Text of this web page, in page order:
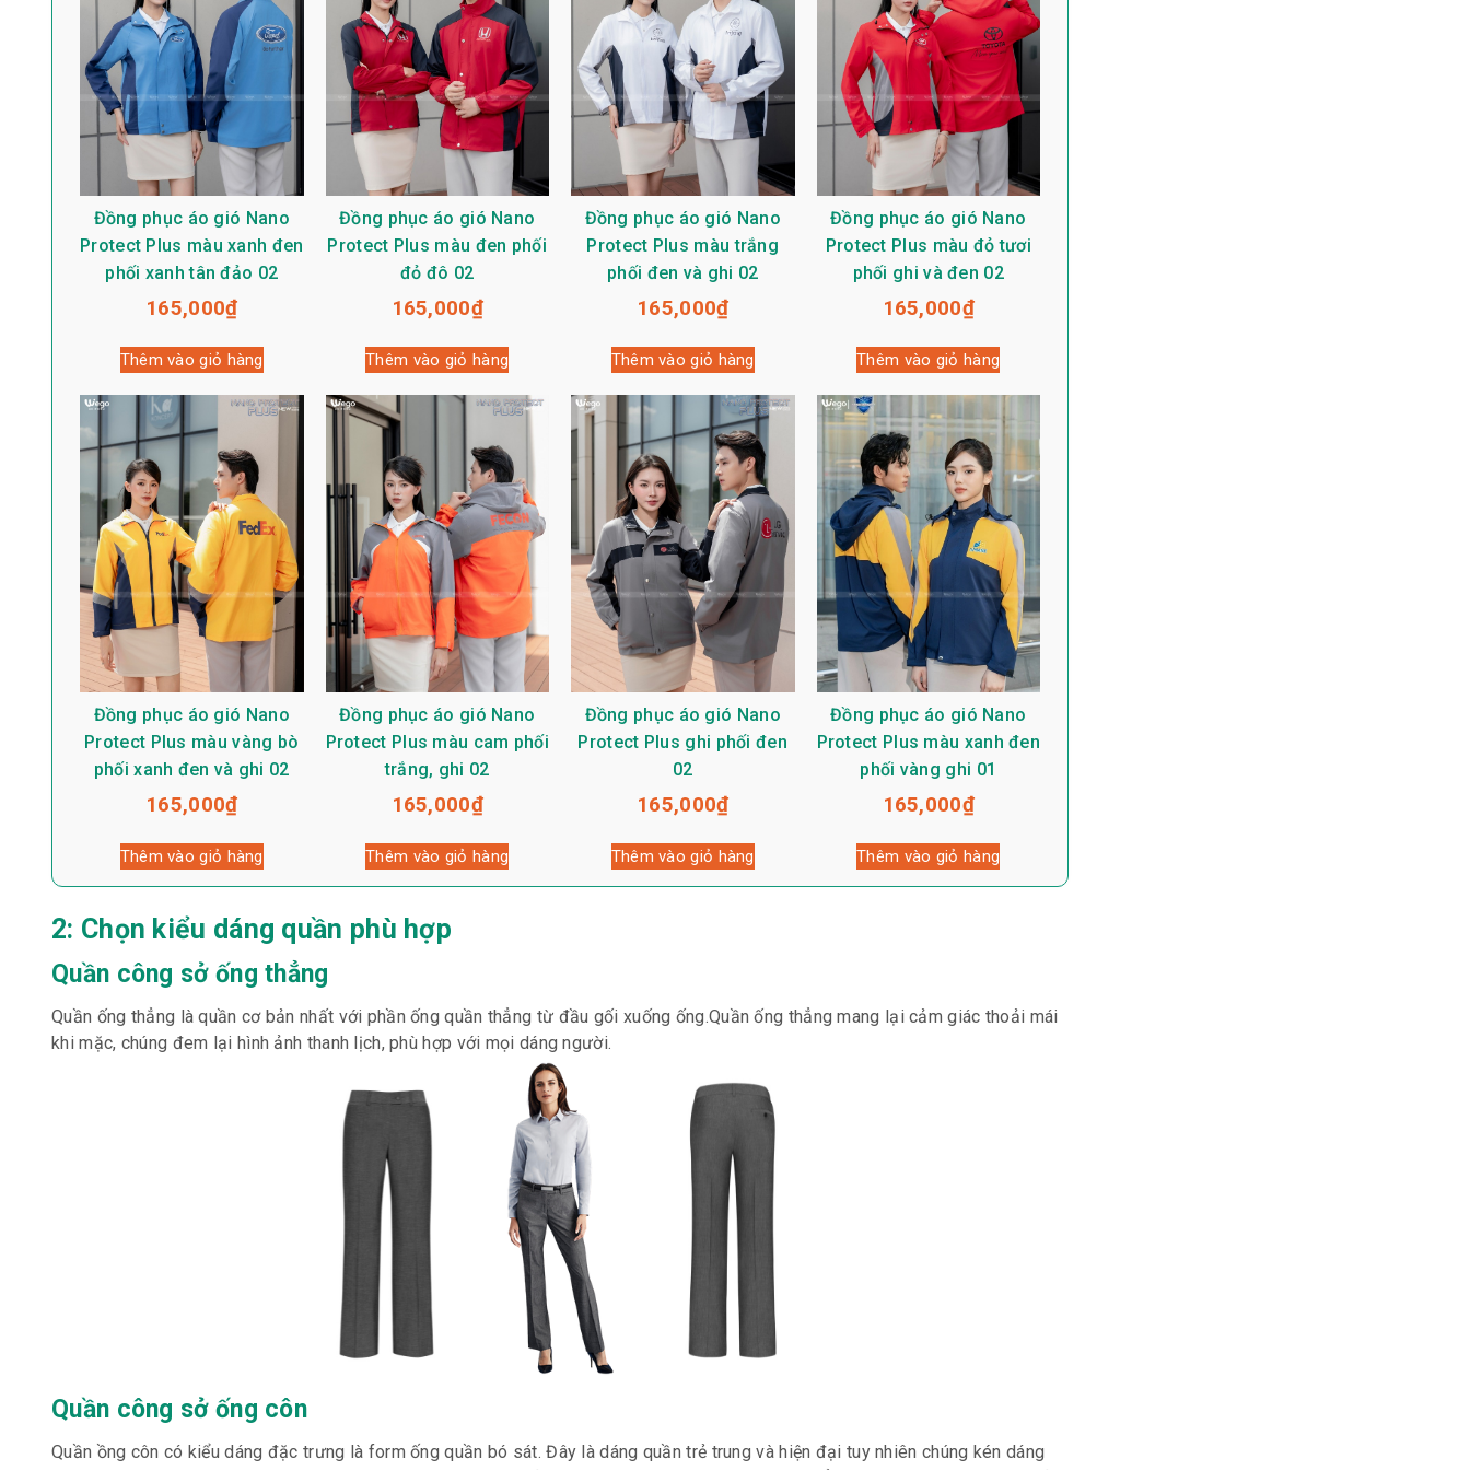
Đồng phục áo gió Nano
Protect Plus màu xanh đen
phối xanh tân đảo 02
165,000₫
Thêm vào giỏ hàng
Đồng phục áo gió Nano
Protect Plus màu đen phối
đỏ đô 02
165,000₫
Thêm vào giỏ hàng
Đồng phục áo gió Nano
Protect Plus màu trắng
phối đen và ghi 02
165,000₫
Thêm vào giỏ hàng
Đồng phục áo gió Nano
Protect Plus màu đỏ tươi
phối ghi và đen 02
165,000₫
Thêm vào giỏ hàng
Đồng phục áo gió Nano
Protect Plus màu vàng bò
phối xanh đen và ghi 02
165,000₫
Thêm vào giỏ hàng
Đồng phục áo gió Nano
Protect Plus màu cam phối
trắng, ghi 02
165,000₫
Thêm vào giỏ hàng
Đồng phục áo gió Nano
Protect Plus ghi phối đen
02
165,000₫
Thêm vào giỏ hàng
Đồng phục áo gió Nano
Protect Plus màu xanh đen
phối vàng ghi 01
165,000₫
Thêm vào giỏ hàng
2: Chọn kiểu dáng quần phù hợp
Quần công sở ống thẳng
Quần ống thẳng là quần cơ bản nhất với phần ống quần thẳng từ đầu gối xuống ống.Quần ống thẳng mang lại cảm giác thoải mái
khi mặc, chúng đem lại hình ảnh thanh lịch, phù hợp với mọi dáng người.
Quần công sở ống côn
Quần ồng côn có kiểu dáng đặc trưng là form ống quần bó sát. Đây là dáng quần trẻ trung và hiện đại tuy nhiên chúng kén dáng